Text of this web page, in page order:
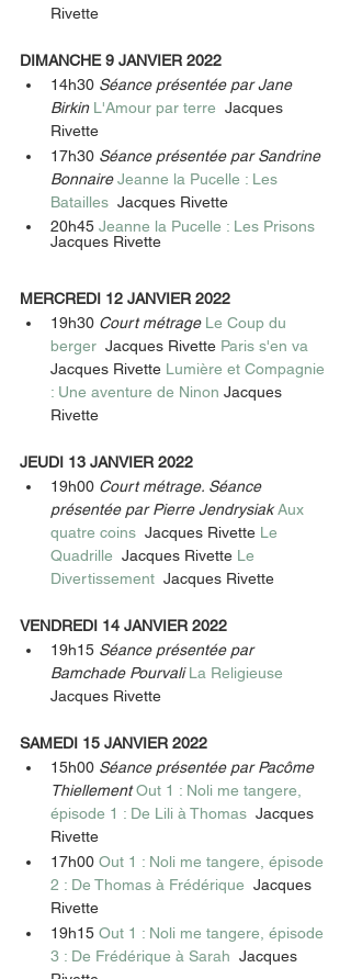
Rivette
DIMANCHE 9 JANVIER 2022
14h30 Séance présentée par Jane
Birkin L'Amour par terre Jacques
Rivette
17h30 Séance présentée par Sandrine
Bonnaire Jeanne la Pucelle : Les
Batailles Jacques Rivette
20h45 Jeanne la Pucelle : Les Prisons
Jacques Rivette
MERCREDI 12 JANVIER 2022
19h30 Court métrage Le Coup du
berger Jacques Rivette Paris s'en va
Jacques Rivette Lumière et Compagnie
: Une aventure de Ninon Jacques
Rivette
JEUDI 13 JANVIER 2022
19h00 Court métrage. Séance
présentée par Pierre Jendrysiak Aux
quatre coins Jacques Rivette Le
Quadrille Jacques Rivette Le
Divertissement Jacques Rivette
VENDREDI 14 JANVIER 2022
19h15 Séance présentée par
Bamchade Pourvali La Religieuse
Jacques Rivette
SAMEDI 15 JANVIER 2022
15h00 Séance présentée par Pacôme
Thiellement Out 1 : Noli me tangere,
épisode 1 : De Lili à Thomas Jacques
Rivette
17h00 Out 1 : Noli me tangere, épisode
2 : De Thomas à Frédérique Jacques
Rivette
19h15 Out 1 : Noli me tangere, épisode
3 : De Frédérique à Sarah Jacques